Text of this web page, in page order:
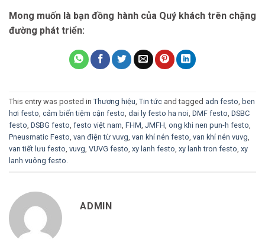
566445
VUVG-L10A-P53C-
ZT-M3-1P3
8173203
VUVG-LK10-
Mong muốn là bạn đồng hành của Quý khách trên chặng
đường phát triển:
This entry was posted in Thương hiệu, Tin tức and tagged adn festo, ben
hơi festo, cảm biến tiệm cận festo, dai ly festo ha noi, DMF festo, DSBC
festo, DSBG festo, festo việt nam, FHM, JMFH, ong khi nen pun-h festo,
Pneusmatic Festo, van điện từ vuvg, van khí nén festo, van khí nén vuvg,
van tiết lưu festo, vuvg, VUVG festo, xy lanh festo, xy lanh tron festo, xy
lanh vuông festo.
ADMIN